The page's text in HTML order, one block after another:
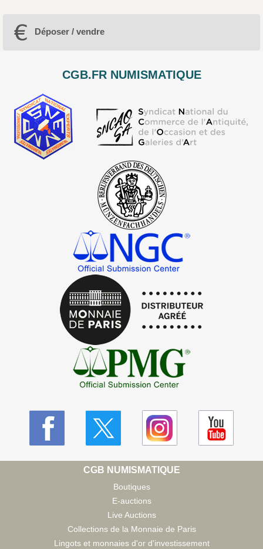
Déposer / vendre
CGB.FR NUMISMATIQUE
CGB NUMISMATIQUE
Boutiques
E-auctions
Live Auctions
Collections de la Monnaie de Paris
Lingots et monnaies d'or d'investissement